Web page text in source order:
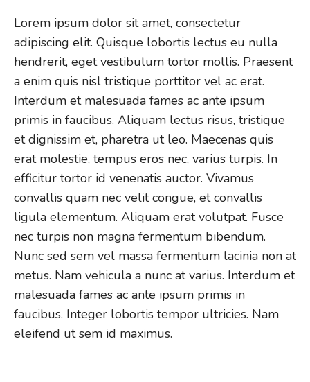
Lorem ipsum dolor sit amet, consectetur
adipiscing elit. Quisque lobortis lectus eu nulla
hendrerit, eget vestibulum tortor mollis. Praesent
a enim quis nisl tristique porttitor vel ac erat.
Interdum et malesuada fames ac ante ipsum
primis in faucibus. Aliquam lectus risus, tristique
et dignissim et, pharetra ut leo. Maecenas quis
erat molestie, tempus eros nec, varius turpis. In
efficitur tortor id venenatis auctor. Vivamus
convallis quam nec velit congue, et convallis
ligula elementum. Aliquam erat volutpat. Fusce
nec turpis non magna fermentum bibendum.
Nunc sed sem vel massa fermentum lacinia non at
metus. Nam vehicula a nunc at varius. Interdum et
malesuada fames ac ante ipsum primis in
faucibus. Integer lobortis tempor ultricies. Nam
eleifend ut sem id maximus.